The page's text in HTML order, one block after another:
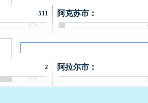
511
45%
阿克苏市：
2
67%
阿拉尔市：